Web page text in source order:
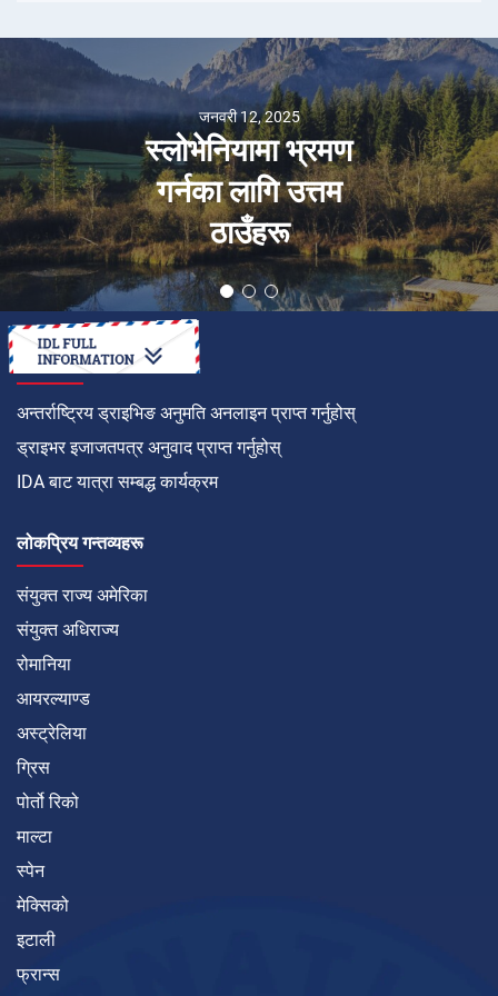
जनवरी 12, 2025
स्लोभेनियामा भ्रमण
गर्नका लागि उत्तम
ठाउँहरू
कसरी गर्ने
अन्तर्राष्ट्रिय ड्राइभिङ अनुमति अनलाइन प्राप्त गर्नुहोस्
ड्राइभर इजाजतपत्र अनुवाद प्राप्त गर्नुहोस्
IDA बाट यात्रा सम्बद्ध कार्यक्रम
लोकप्रिय गन्तव्यहरू
संयुक्त राज्य अमेरिका
संयुक्त अधिराज्य
रोमानिया
आयरल्याण्ड
अस्ट्रेलिया
ग्रिस
पोर्तो रिको
माल्टा
स्पेन
मेक्सिको
इटाली
फ्रान्स